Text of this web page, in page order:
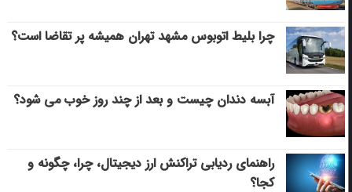
چرا بلیط اتوبوس مشهد تهران همیشه پر تقاضا است؟
آبسه دندان چیست و بعد از چند روز خوب می‌ شود؟
راهنمای ردیابی تراکنش ارز دیجیتال، چرا، چگونه و
کجا؟